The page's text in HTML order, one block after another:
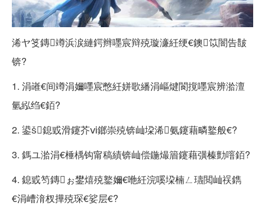
浠ヤ笅鏄竴浜涙縺鍔辫嚜宸辩殑璇濓紝绠€鐭笖闇告皵
锛?
1. 涓嶉€间竴涓嬭嚜宸憋紝姘歌繙涓嶇煡閬撹嚜宸辨湁澶
氫紭绉€銆?
2. 鍙鎴戜滑鑳芥ⅵ鎯崇殑锛屾垜浠氨鑳藉疄鐜般€?
3. 鎷ユ湁涓€棰楀钩甯稿績锛屾偿鍦熶篃鑳藉彉榛勯噾銆?
4. 鎴戜笉鏄ぉ鐢熺殑鐜嬭€咃紝浣嗘垜楠ㄥ瓙閲屾祦鐫
€涓嶆湇杈撶殑琛€娑层€?